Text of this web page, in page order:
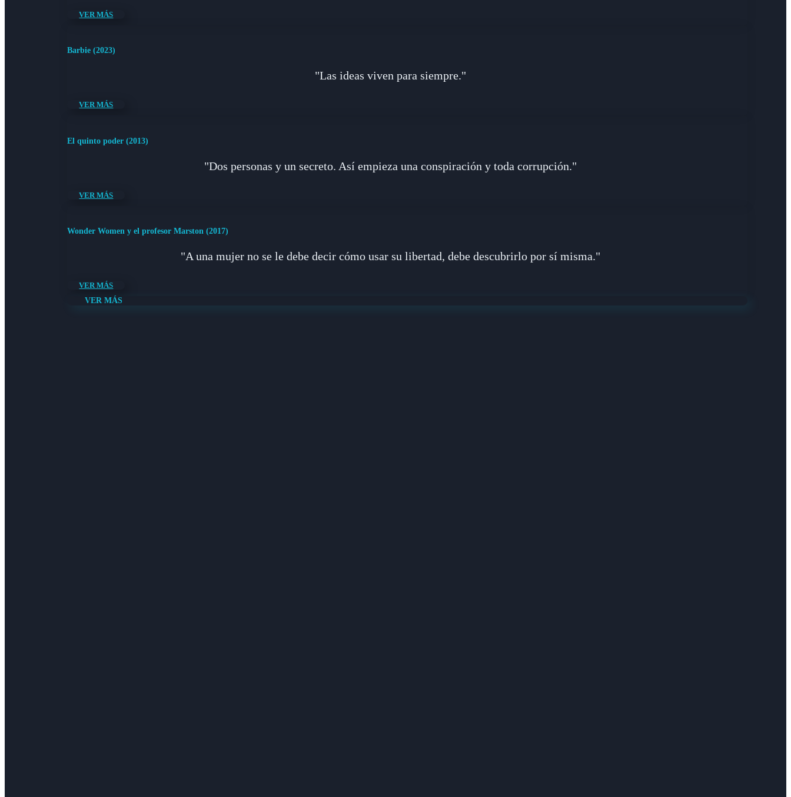
VER MÁS
Barbie (2023)
"Las ideas viven para siempre."
VER MÁS
El quinto poder (2013)
"Dos personas y un secreto. Así empieza una conspiración y toda corrupción."
VER MÁS
Wonder Women y el profesor Marston (2017)
"A una mujer no se le debe decir cómo usar su libertad, debe descubrirlo por sí misma."
VER MÁS
VER MÁS